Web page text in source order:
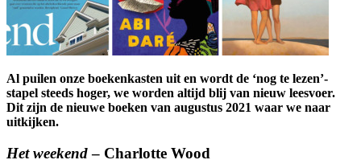
Al puilen onze boekenkasten uit en wordt de ‘nog te lezen’-
stapel steeds hoger, we worden altijd blij van nieuw leesvoer.
Dit zijn de nieuwe boeken van augustus 2021 waar we naar
uitkijken.
Het weekend– Charlotte Wood